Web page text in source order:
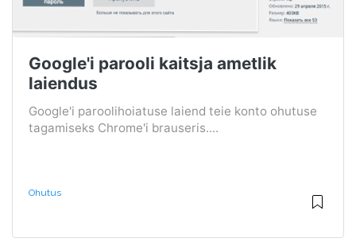
Google'i parooli kaitsja ametlik
laiendus
Google'i paroolihoiatuse laiend teie konto ohutuse
tagamiseks Chrome'i brauseris....
Ohutus